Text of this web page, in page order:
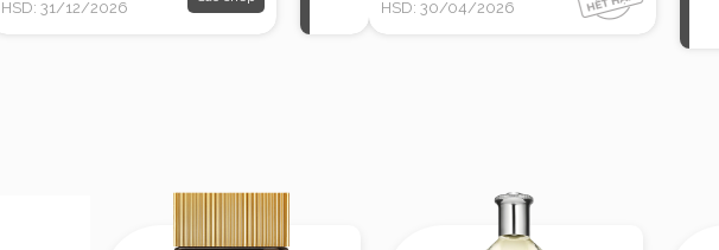
HSD: 31/12/2026
HSD: 30/04/2026